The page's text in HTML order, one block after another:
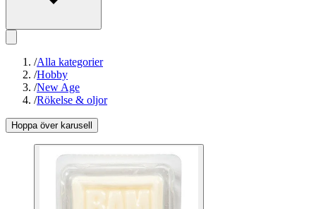
/Alla kategorier
/Hobby
/New Age
/Rökelse & oljor
Hoppa över karusell